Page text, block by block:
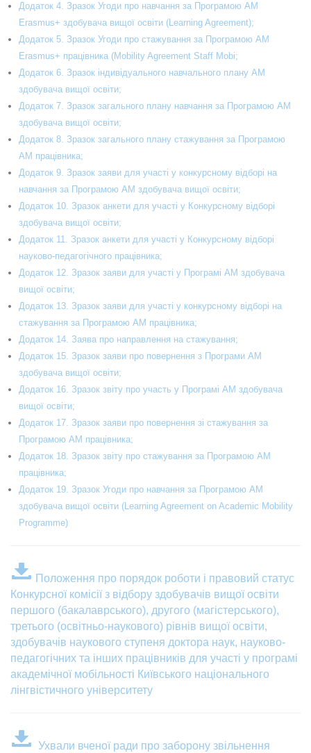
Додаток 4. Зразок Угоди про навчання за Програмою АМ
Erasmus+ здобувача вищої освіти (Learning Agreement);
Додаток 5. Зразок Угоди про стажування за Програмою АМ
Erasmus+ працівника (Mobility Agreement Staff Mobi;
Додаток 6. Зразок індивідуального навчального плану АМ
здобувача вищої освіти;
Додаток 7. Зразок загального плану навчання за Програмою АМ
здобувача вищої освіти;
Додаток 8. Зразок загального плану стажування за Програмою
АМ працівника;
Додаток 9. Зразок заяви для участі у конкурсному відборі на
навчання за Програмою АМ здобувача вищої освіти;
Додаток 10. Зразок анкети для участі у Конкурсному відборі
здобувача вищої освіти;
Додаток 11. Зразок анкети для участі у Конкурсному відборі
науково-педагогічного працівника;
Додаток 12. Зразок заяви для участі у Програмі АМ здобувача
вищої освіти;
Додаток 13. Зразок заяви для участі у конкурсному відборі на
стажування за Програмою АМ працівника;
Додаток 14. Заява про направлення на стажування;
Додаток 15. Зразок заяви про повернення з Програми АМ
здобувача вищої освіти;
Додаток 16. Зразок звіту про участь у Програмі АМ здобувача
вищої освіти;
Додаток 17. Зразок заяви про повернення зі стажування за
Програмою АМ працівника;
Додаток 18. Зразок звіту про стажування за Програмою АМ
працівника;
Додаток 19. Зразок Угоди про навчання за Програмою АМ
здобувача вищої освіти (Learning Agreement on Academic Mobility
Programme)
Положення про порядок роботи і правовий статус
Конкурсної комісії з відбору здобувачів вищої освіти
першого (бакалаврського), другого (магістерського),
третього (освітньо-наукового) рівнів вищої освіти,
здобувачів наукового ступеня доктора наук, науково-
педагогічних та інших працівників для участі у програмі
академічної мобільності Київського національного
лінгвістичного університету
Ухвали вченої ради про заборону звільнення